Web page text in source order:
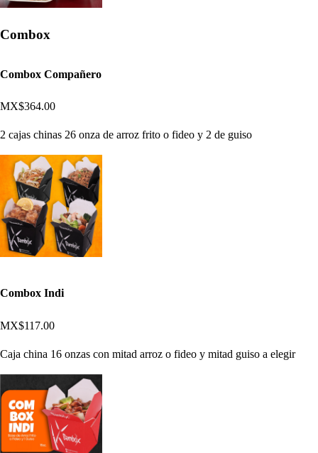
Combox
Combox Compañero
MX$364.00
2 cajas chinas 26 onza de arroz frito o fideo y 2 de guiso
Combox Indi
MX$117.00
Caja china 16 onzas con mitad arroz o fideo y mitad guiso a elegir